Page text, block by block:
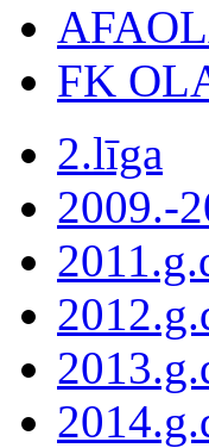
FK
2.līga
2009.-